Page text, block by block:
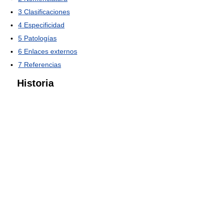
3 Clasificaciones
4 Especificidad
5 Patologías
6 Enlaces externos
7 Referencias
Historia